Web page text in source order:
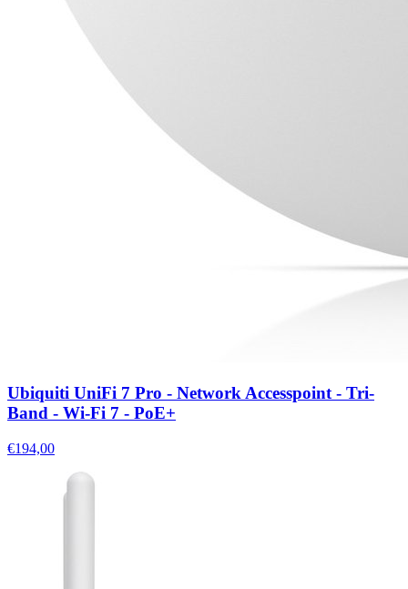
Ubiquiti UniFi 7 Pro - Network Accesspoint - Tri-
Band - Wi-Fi 7 - PoE+
€194,00